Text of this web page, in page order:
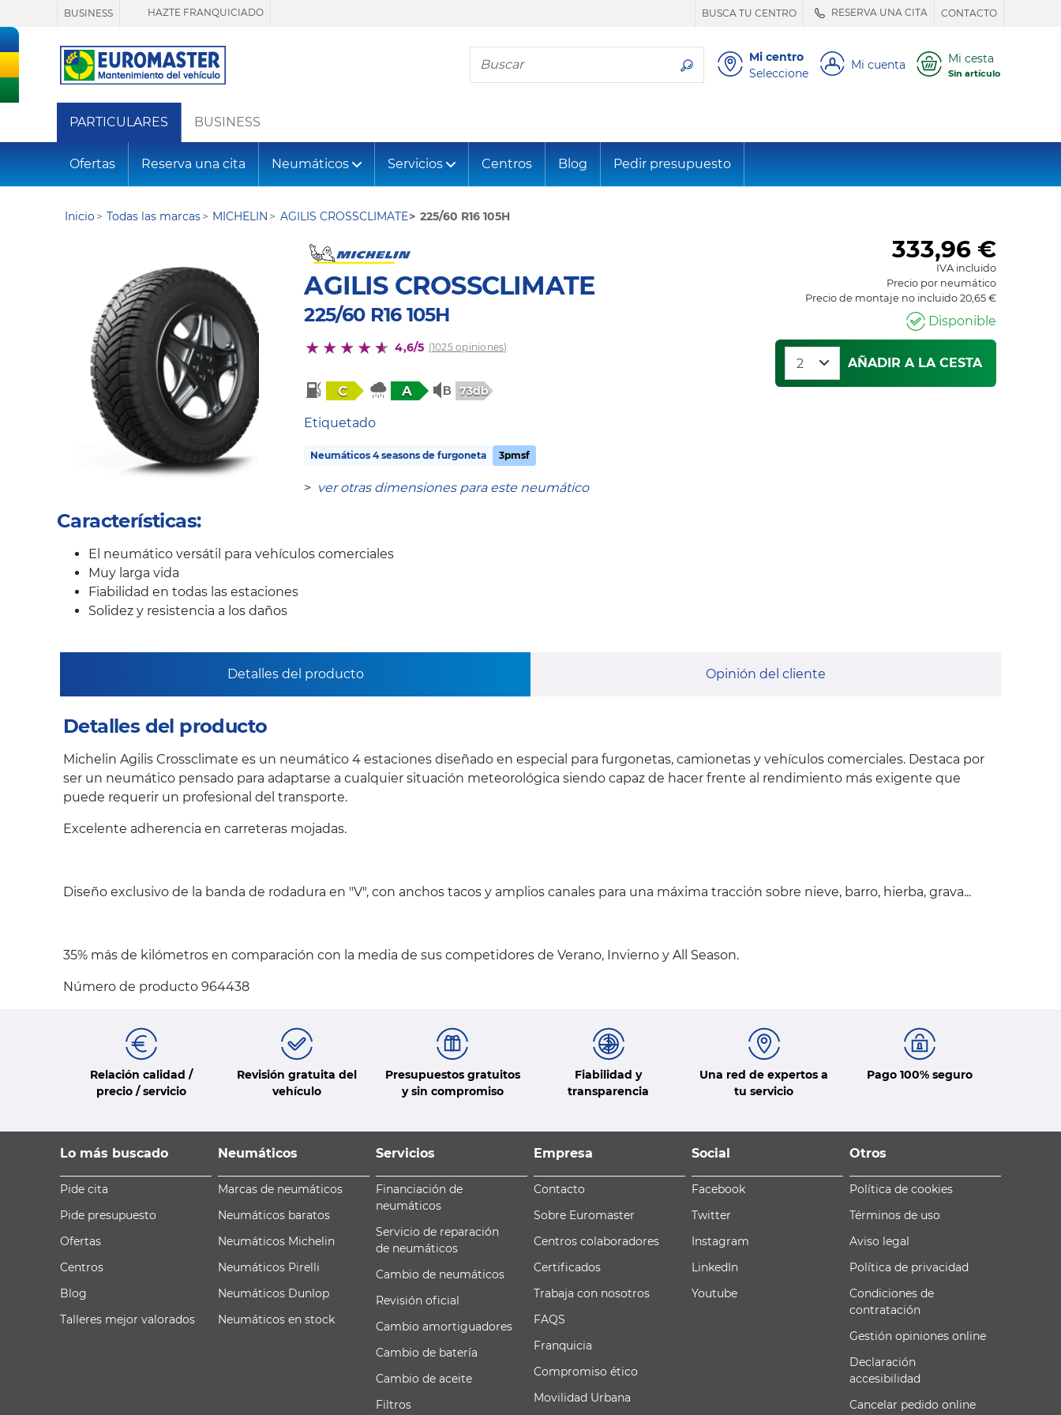
BUSINESS HAZTE FRANQUICIADO BUSCA TU CENTRO RESERVA UNA CITA CONTACTO
Busca tu neumático
Mi centro
Seleccione
Mi cuenta Mi cesta
Sin artículo
PARTICULARES BUSINESS
Ofertas Reserva una cita Neumáticos Servicios Centros Blog Pedir presupuesto
Inicio Todas las marcas MICHELIN AGILIS CROSSCLIMATE 225/60 R16 105H
AGILIS CROSSCLIMATE
225/60 R16 105H
4,6/5 (1025 opiniones)
C A 73db
Etiquetado
Neumáticos 4 seasons de furgoneta 3pmsf
> ver otras dimensiones para este neumático
333,96 €
IVA incluido
Precio por neumático
Precio de montaje no incluido 20,65 €
Disponible
AÑADIR A LA CESTA
Características:
El neumático versátil para vehículos comerciales
Muy larga vida
Fiabilidad en todas las estaciones
Solidez y resistencia a los daños
Detalles del producto Opinión del cliente
Detalles del producto
Michelin Agilis Crossclimate es un neumático 4 estaciones diseñado en especial para furgonetas, camionetas y vehículos comerciales. Destaca por
ser un neumático pensado para adaptarse a cualquier situación meteorológica siendo capaz de hacer frente al rendimiento más exigente que
puede requerir un profesional del transporte.
Excelente adherencia en carreteras mojadas.
Diseño exclusivo de la banda de rodadura en "V", con anchos tacos y amplios canales para una máxima tracción sobre nieve, barro, hierba, grava...
35% más de kilómetros en comparación con la media de sus competidores de Verano, Invierno y All Season.
Número de producto 964438
Relación calidad /
precio / servicio
Revisión gratuita del
vehículo
Presupuestos gratuitos
y sin compromiso
Fiabilidad y
transparencia
Una red de expertos a
tu servicio
Pago 100% seguro
Lo más buscado
Pide cita
Pide presupuesto
Ofertas
Centros
Blog
Talleres mejor valorados
Neumáticos
Marcas de neumáticos
Neumáticos baratos
Neumáticos Michelin
Neumáticos Pirelli
Neumáticos Dunlop
Neumáticos en stock
Servicios
Financiación de
neumáticos
Servicio de reparación
de neumáticos
Cambio de neumáticos
Revisión oficial
Cambio amortiguadores
Cambio de batería
Cambio de aceite
Filtros
Empresa
Contacto
Sobre Euromaster
Centros colaboradores
Certificados
Trabaja con nosotros
FAQS
Franquicia
Compromiso ético
Movilidad Urbana
Social
Facebook
Twitter
Instagram
LinkedIn
Youtube
Otros
Política de cookies
Términos de uso
Aviso legal
Política de privacidad
Condiciones de
contratación
Gestión opiniones online
Declaración
accesibilidad
Cancelar pedido online